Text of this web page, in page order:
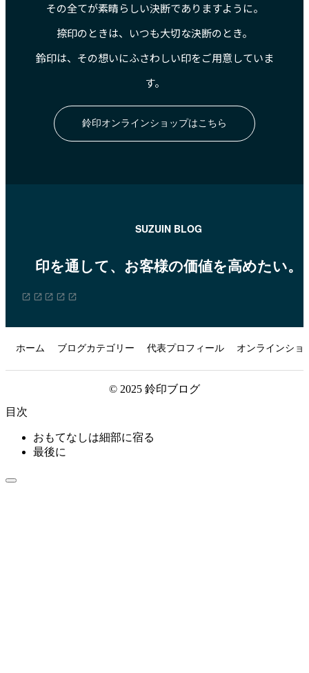
その全てが素晴らしい決断でありますように。
捺印のときは、いつも大切な決断のとき。
鈴印は、その想いにふさわしい印をご用意していま
す。
鈴印オンラインショップはこちら
SUZUIN BLOG
印を通して、お客様の価値を高めたい。
ホーム ブログカテゴリー 代表プロフィール オンラインショ
© 2025 鈴印ブログ
目次
おもてなしは細部に宿る
最後に